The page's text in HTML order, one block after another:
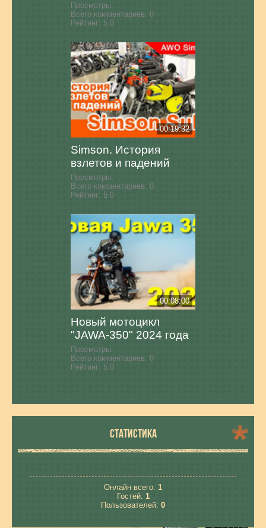
Просмотры:
Всего комментариев: 0
Рейтинг: 5.0
00:19:32
Simson. История
взлетов и падений
Просмотры:
Всего комментариев: 0
Рейтинг: 5.0
00:08:00
Новый мотоцикл
"JAWA-350" 2024 года
Просмотры:
Всего комментариев: 0
Рейтинг: 5.0
СТАТИСТИКА
Онлайн всего: 1
Гостей: 1
Пользователей: 0